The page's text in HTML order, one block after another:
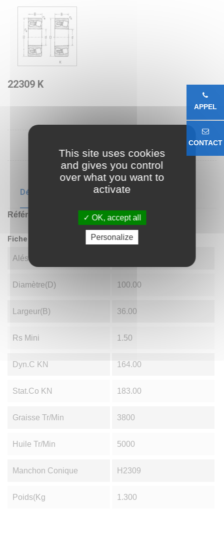
22309 K
Détails du produit
Référence
Fiche technique
Alésage(d)
Diamètre(D) 100.00
Largeur(B) 36.00
Rs Mini 1.50
Dyn.C KN 164.00
Stat.Co KN 183.00
Graisse Tr/min 3800
Huile Tr/min 5000
Manchon Conique H2309
Poids(Kg 1.300
APPEL
CONTACT
This site uses cookies
and gives you control
over what you want to
activate
OK, accept all
Personalize